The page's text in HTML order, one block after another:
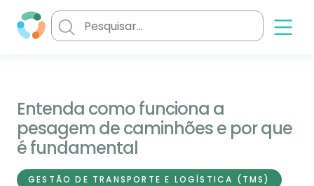
Entenda como funciona a
pesagem de caminhões e por que
é fundamental
GESTÃO DE TRANSPORTE E LOGÍSTICA (TMS)